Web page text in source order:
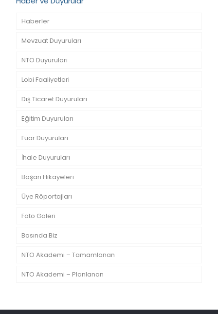
Haberler
Mevzuat Duyuruları
NTO Duyuruları
Lobi Faaliyetleri
Dış Ticaret Duyuruları
Eğitim Duyuruları
Fuar Duyuruları
İhale Duyuruları
Başarı Hikayeleri
Üye Röportajları
Foto Galeri
Basında Biz
NTO Akademi – Tamamlanan
NTO Akademi – Planlanan